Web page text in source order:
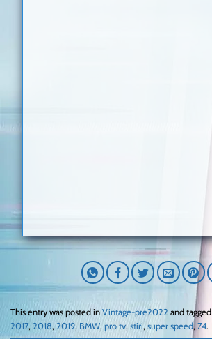
This entry was posted in Vintage-pre2022 and tagged
2017, 2018,2019, BMW, pro tv,stiri,super speed, Z4.